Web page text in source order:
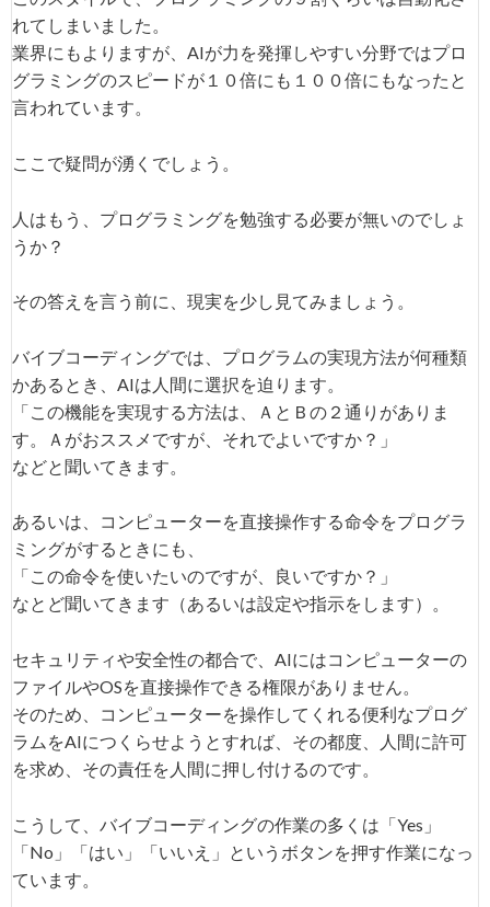
れてしまいました。
業界にもよりますが、AIが力を発揮しやすい分野ではプロ
グラミングのスピードが１０倍にも１００倍にもなったと
言われています。
ここで疑問が湧くでしょう。
人はもう、プログラミングを勉強する必要が無いのでしょ
うか？
その答えを言う前に、現実を少し見てみましょう。
バイブコーディングでは、プログラムの実現方法が何種類
かあるとき、AIは人間に選択を迫ります。
「この機能を実現する方法は、ＡとＢの２通りがありま
す。Ａがおススメですが、それでよいですか？」
などと聞いてきます。
あるいは、コンピューターを直接操作する命令をプログラ
ミングがするときにも、
「この命令を使いたいのですが、良いですか？」
なとど聞いてきます（あるいは設定や指示をします）。
セキュリティや安全性の都合で、AIにはコンピューターの
ファイルやOSを直接操作できる権限がありません。
そのため、コンピューターを操作してくれる便利なプログ
ラムをAIにつくらせようとすれば、その都度、人間に許可
を求め、その責任を人間に押し付けるのです。
こうして、バイブコーディングの作業の多くは「Yes」
「No」「はい」「いいえ」というボタンを押す作業になっ
ています。